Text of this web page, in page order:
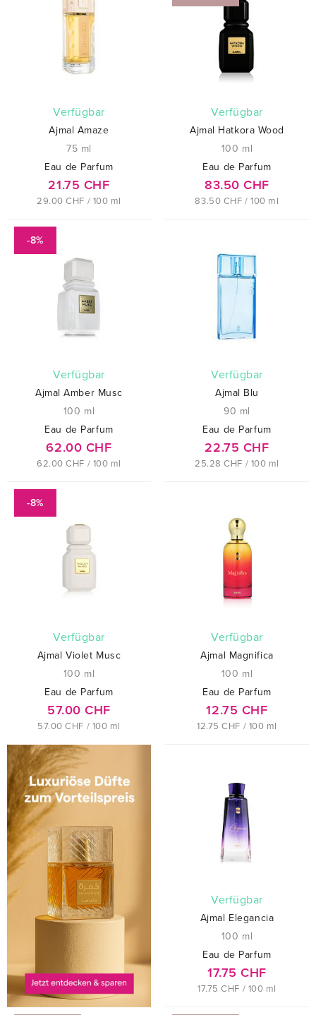
verfügbar
Ajmal Amaze
75 ml
Eau de Parfum
21.75 CHF
29.00 CHF / 100 ml
verfügbar
Ajmal Hatkora Wood
100 ml
Eau de Parfum
83.50 CHF
83.50 CHF / 100 ml
-8%
verfügbar
Ajmal Amber Musc
100 ml
Eau de Parfum
62.00 CHF
62.00 CHF / 100 ml
verfügbar
Ajmal Blu
90 ml
Eau de Parfum
22.75 CHF
25.28 CHF / 100 ml
-8%
verfügbar
Ajmal Violet Musc
100 ml
Eau de Parfum
57.00 CHF
57.00 CHF / 100 ml
verfügbar
Ajmal Magnifica
100 ml
Eau de Parfum
12.75 CHF
12.75 CHF / 100 ml
verfügbar
Ajmal Elegancia
100 ml
Eau de Parfum
17.75 CHF
17.75 CHF / 100 ml